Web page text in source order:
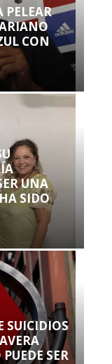
PELEAR
CON
UNA
SIDO
SUICIDIOS
SER